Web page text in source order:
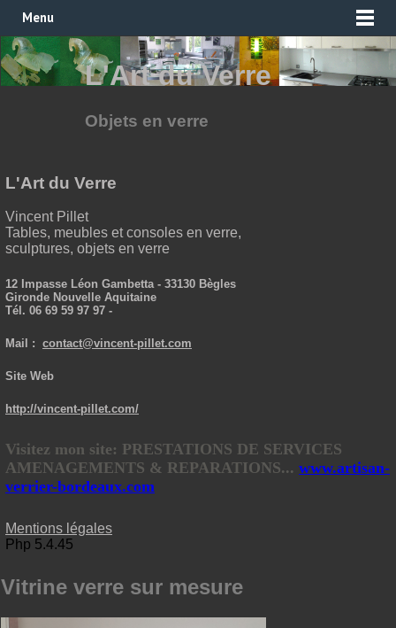
Menu
L'Art du Verre
Objets en verre
L'Art du Verre
Vincent Pillet
Tables, meubles et consoles en verre,
sculptures, objets en verre
12 Impasse Léon Gambetta - 33130 Bègles
Gironde Nouvelle Aquitaine
Tél. 06 69 59 97 97 -
Mail : contact@vincent-pillet.com
Site Web
http://vincent-pillet.com/
Visitez mon site: PRESTATIONS DE SERVICES
AMENAGEMENTS & REPARATIONS... www.artisan-
verrier-bordeaux.com
Mentions légales
Php 5.4.45
Vitrine verre sur mesure